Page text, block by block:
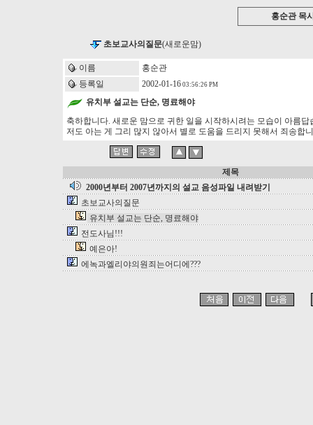
홍순관 목
초보교사의질문(새로운맘)
이름
홍순관
등록일
2002-01-16 03:56:26 PM
유치부 설교는 단순, 명료해야
축하합니다. 새로운 맘으로 귀한 일을 시작하시려는 모습이 아름답
저도 아는 게 그리 많지 않아서 별로 도움을 드리지 못해서 죄송합
제목
2000년부터 2007년까지의 설교 음성파일 내려받기
초보교사의질문
유치부 설교는 단순, 명료해야
전도사님!!!
예은아!
에녹과엘리야의원죄는어디에???